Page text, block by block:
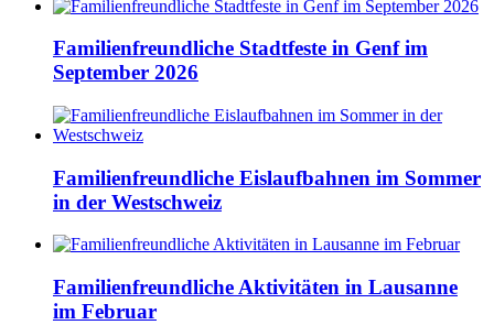
Familienfreundliche Stadtfeste in Genf im
September 2026
Familienfreundliche Eislaufbahnen im Sommer
in der Westschweiz
Familienfreundliche Aktivitäten in Lausanne
im Februar